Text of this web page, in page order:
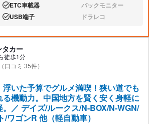
あり:ETC車載器 なし:バックモニター
あり:USB端子 なし:ドラレコ
タカー
徒歩1分
（口コミ 35件）
浮いた予算でグルメ満喫！狭い道でも
る機動力。中国地方を賢く安く身軽に
／ デイズ/ルークス/N-BOX/N-WGN/
/ワゴンR 他（軽自動車）